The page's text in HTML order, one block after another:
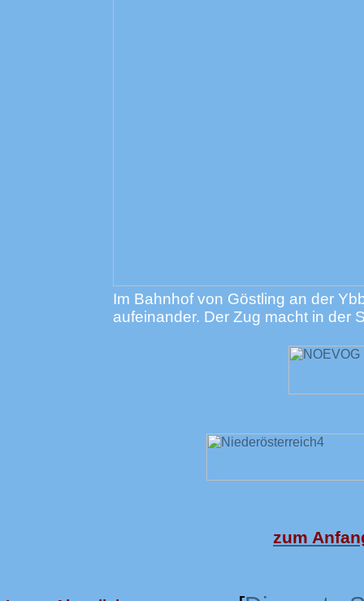
Im Bahnhof von Göstling an der
aufeinander. Der Zug macht in der
zum